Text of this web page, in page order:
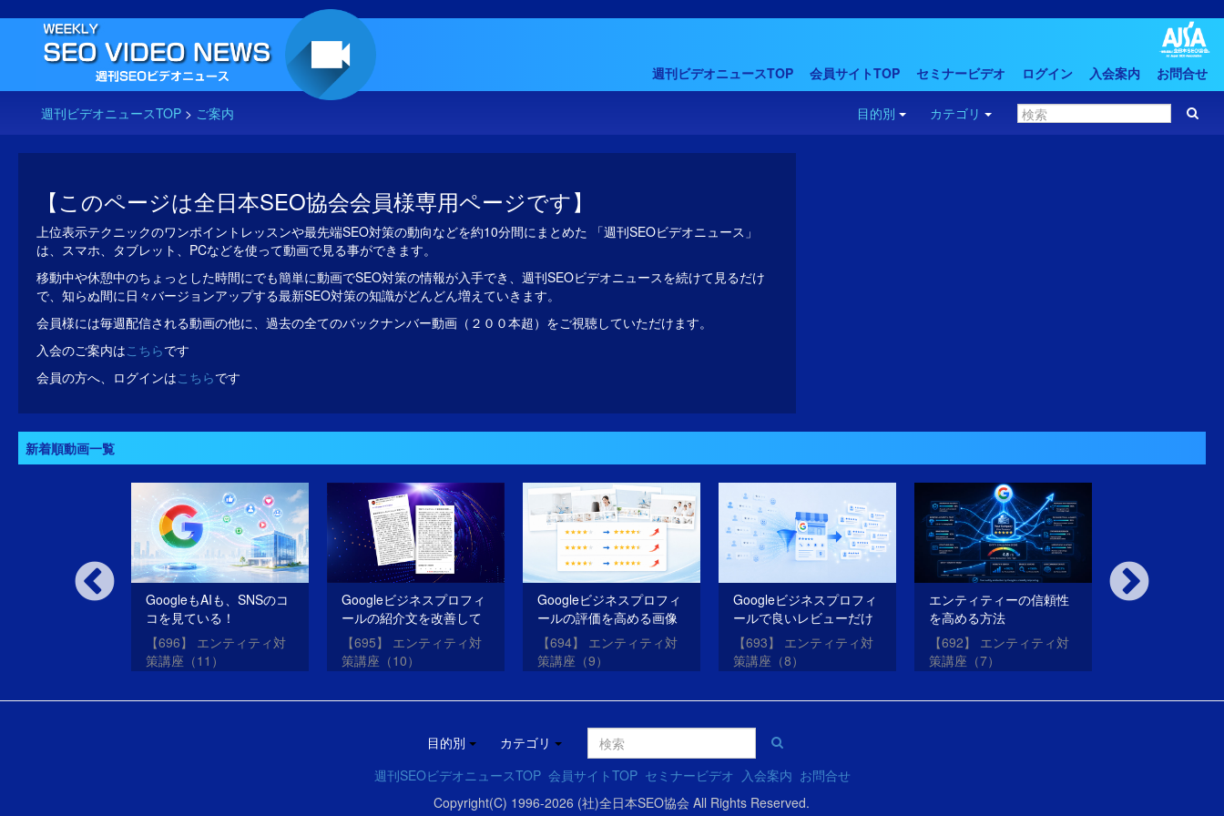
週刊ビデオニュースTOP 会員サイトTOP セミナービデオ ログイン 入会案内 お問合せ
週刊ビデオニュースTOP > ご案内 目的別 カテゴリ
【このページは全日本SEO協会会員様専用ページです】
上位表示テクニックのワンポイントレッスンや最先端SEO対策の動向などを約10分間にまとめた 「週刊SEOビデオニュース」
は、スマホ、タブレット、PCなどを使って動画で見る事ができます。
移動中や休憩中のちょっとした時間にでも簡単に動画でSEO対策の情報が入手でき、週刊SEOビデオニュースを続けて見るだけ
で、知らぬ間に日々バージョンアップする最新SEO対策の知識がどんどん増えていきます。
会員様には毎週配信される動画の他に、過去の全てのバックナンバー動画（２００本超）をご視聴していただけます。
入会のご案内はこちらです
会員の方へ、ログインはこちらです
新着順動画一覧
SEOだけのサ
GoogleもAIも、SNSのコ
コを見ている！
【696】 エンティティ対
策講座（11）
Googleビジネスプロフィ
ールの紹介文を改善して
SEO・MEO・AIOを成功
させる方法
【695】 エンティティ対
策講座（10）
Googleビジネスプロフィ
ールの評価を高める画像
を投稿する方法
【694】 エンティティ対
策講座（9）
Googleビジネスプロフィ
ールで良いレビューだけ
を獲得する方法
【693】 エンティティ対
策講座（8）
エンティティーの信頼性
を高める方法
【692】 エンティティ対
策講座（7）
内部対策も外部
目的別
カテゴリ
週刊SEOビデオニュースTOP 会員サイトTOP セミナービデオ 入会案内 お問合せ
Copyright(C) 1996-2026 (社)全日本SEO協会 All Rights Reserved.